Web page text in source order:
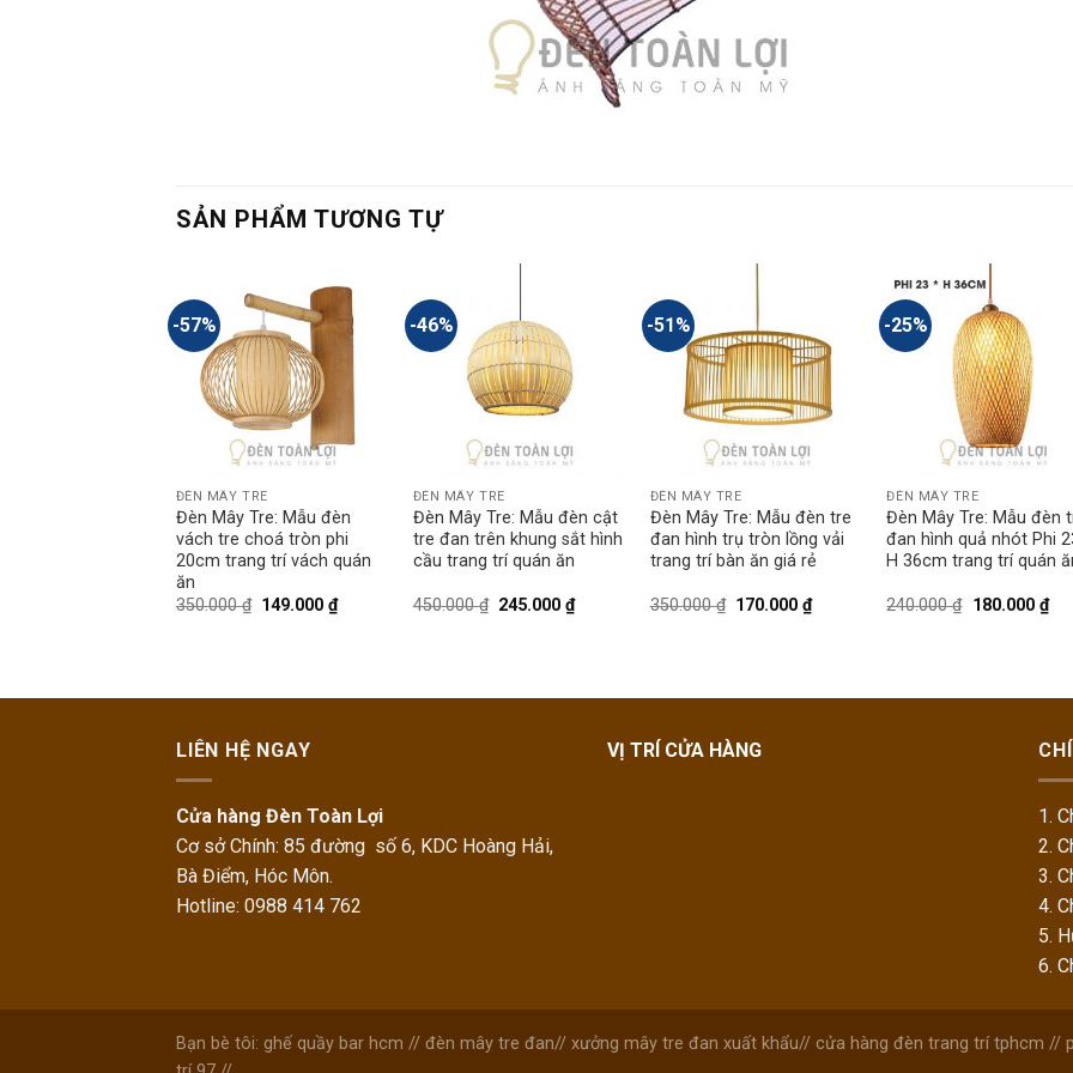
SẢN PHẨM TƯƠNG TỰ
-57%
ĐÈN MÂY TRE
Đèn Mây Tre: Mẫu đèn
vách tre choá tròn phi
20cm trang trí vách quán
ăn
350.000₫ 149.000₫
-46%
ĐÈN MÂY TRE
Đèn Mây Tre: Mẫu đèn cật
tre đan trên khung sắt hình
cầu trang trí quán ăn
450.000₫ 245.000 ₫
-51%
ĐÈN MÂY TRE
Đèn Mây Tre: Mẫu đèn tre
đan hình trụ tròn lồng vải
trang trí bàn ăn giá rẻ
350.000₫ 170.000 ₫
-25%
ĐÈN MÂY TRE
Đèn Mây Tre: Mẫu đèn
đan hình quả nhót Phi
H 36cm trang trí quán
240.000₫ 180.000 ₫
LIÊN HỆ NGAY
Cửa hàng Đèn Toàn Lợi
Cơ sở Chính: 85 đường số 6, KDC Hoàng Hải,
Bà Điểm, Hóc Môn.
Hotline: 0988 414 762
VỊ TRÍ CỬA HÀNG
1.
2.
3.
4.
5.
6.
Bạn bè tôi: ghế quầy bar hcm // đèn mây tre đan// xưởng mây tre đan xuất khẩu// cửa hàng đèn trang trí tphcm //